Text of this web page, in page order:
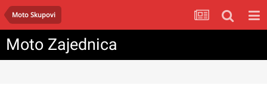
Moto Skupovi
Moto Zajednica